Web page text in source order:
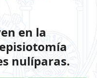
en la
nulíparas.